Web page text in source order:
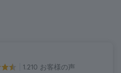
1.210 お客様の声